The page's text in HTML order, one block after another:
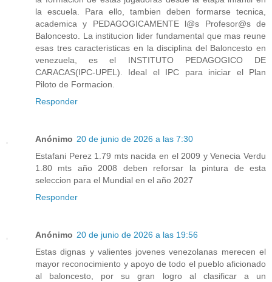
la escuela. Para ello, tambien deben formarse tecnica,
academica y PEDAGOGICAMENTE l@s Profesor@s de
Baloncesto. La institucion lider fundamental que mas reune
esas tres caracteristicas en la disciplina del Baloncesto en
venezuela, es el INSTITUTO PEDAGOGICO DE
CARACAS(IPC-UPEL). Ideal el IPC para iniciar el Plan
Piloto de Formacion.
Responder
Anónimo 20 de junio de 2026 a las 7:30
Estafani Perez 1.79 mts nacida en el 2009 y Venecia Verdu
1.80 mts año 2008 deben reforsar la pintura de esta
seleccion para el Mundial en el año 2027
Responder
Anónimo 20 de junio de 2026 a las 19:56
Estas dignas y valientes jovenes venezolanas merecen el
mayor reconocimiento y apoyo de todo el pueblo aficionado
al baloncesto, por su gran logro al clasificar a un